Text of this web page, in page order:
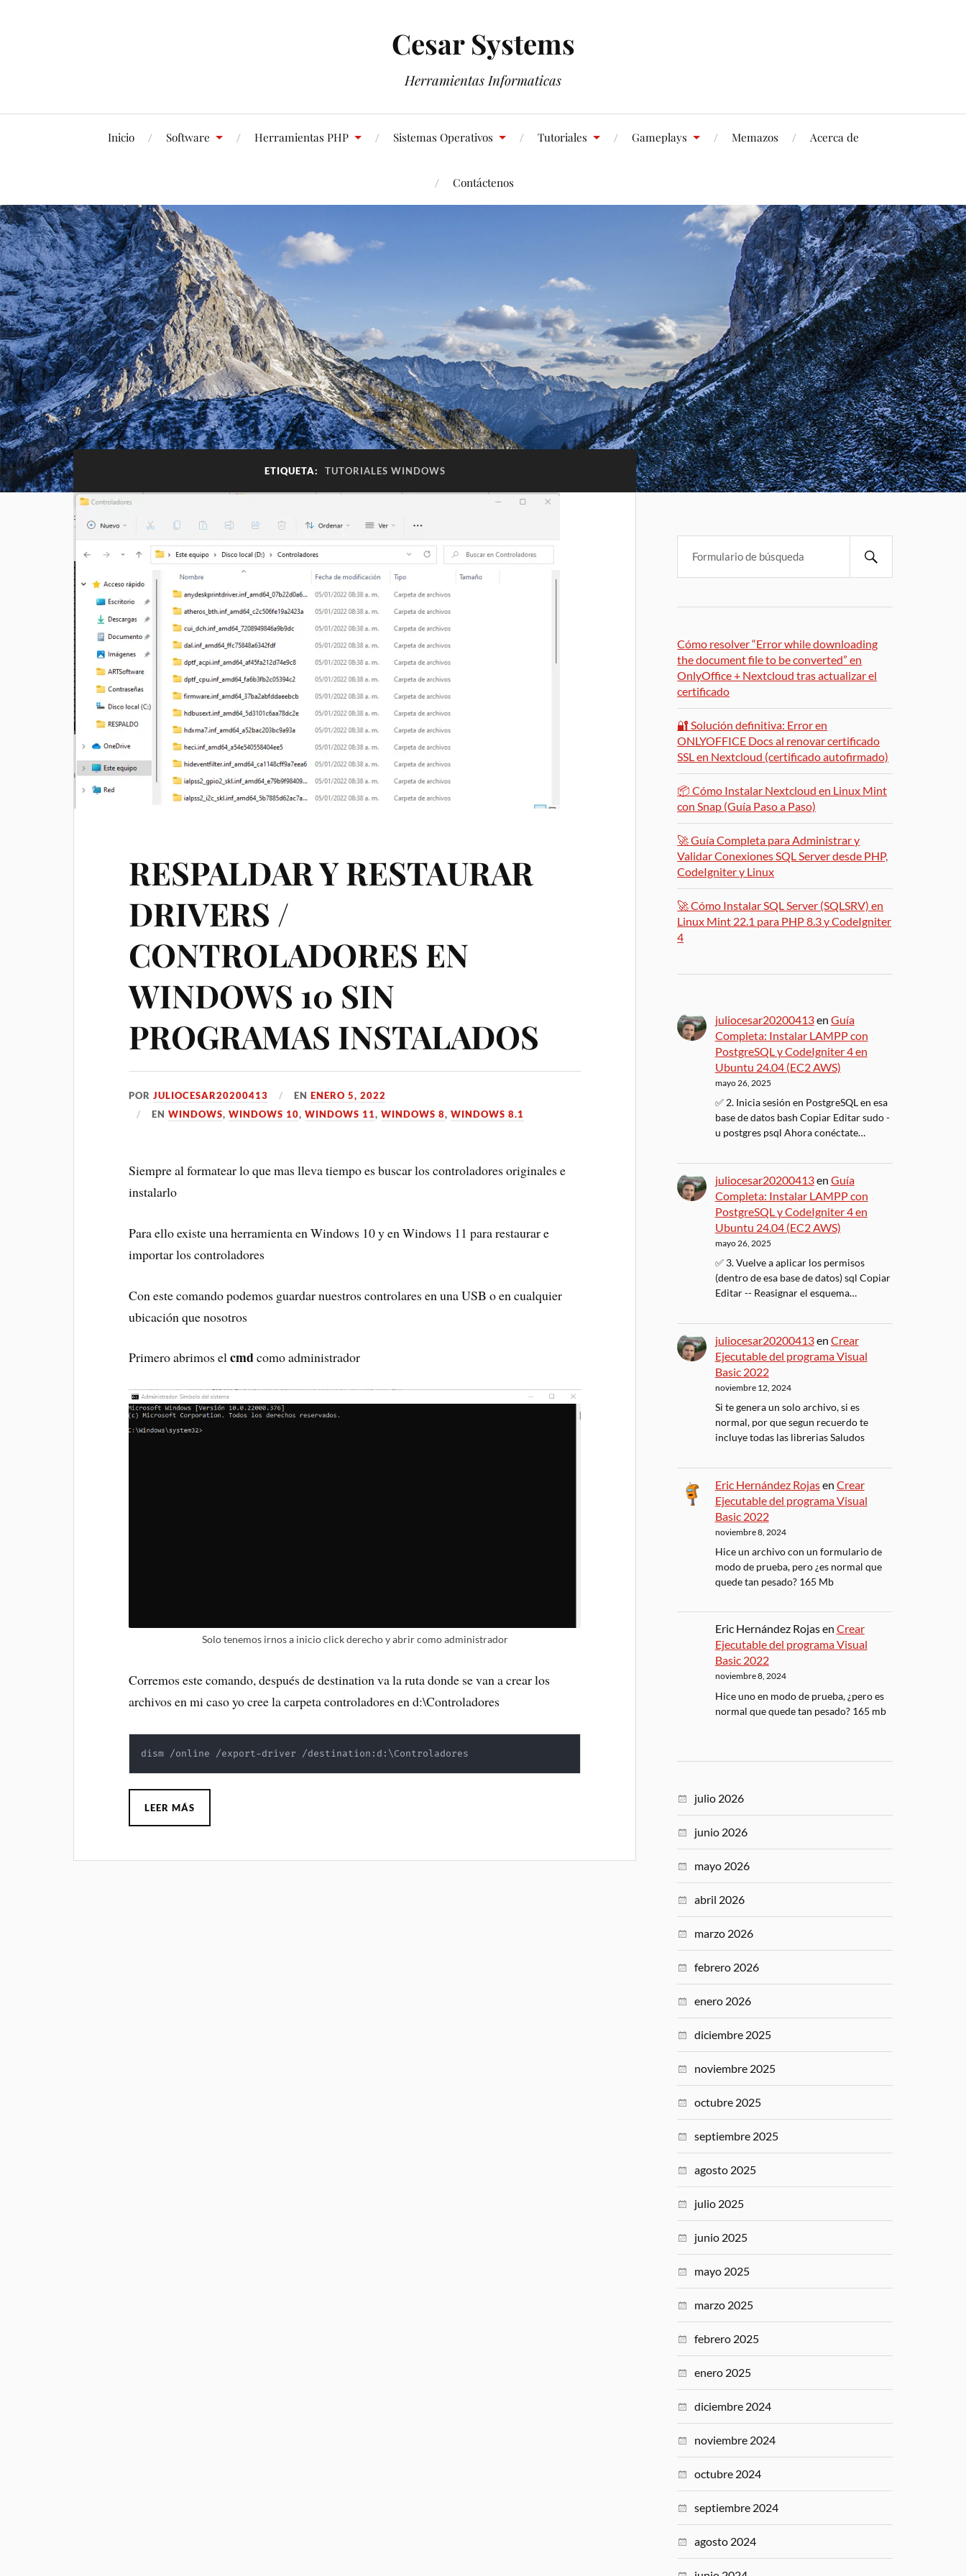
Cesar Systems
Herramientas Informaticas
Inicio Software Herramientas PHP Sistemas Operativos Tutoriales Gameplays Memazos Acerca de
Contáctenos
ETIQUETA: TUTORIALES WINDOWS
RESPALDAR Y RESTAURAR
DRIVERS /
CONTROLADORES EN
WINDOWS 10 SIN
PROGRAMAS INSTALADOS
PORJULIOCESAR20200413 ENENERO 5, 2022
ENWINDOWS,WINDOWS 10,WINDOWS 11,WINDOWS 8,WINDOWS 8.1
Siempre al formatear lo que mas lleva tiempo es buscar los controladores originales e
instalarlo
Para ello existe una herramienta en Windows 10 y en Windows 11 para restaurar e
importar los controladores
Con este comando podemos guardar nuestros controlares en una USB o en cualquier
ubicación que nosotros
Primero abrimos elcmdcomo administrador
Solo tenemos irnos a inicio click derecho y abrir como administrador
Corremos este comando, después de destination va la ruta donde se van a crear los
archivos en mi caso yo cree la carpeta controladores en d:\Controladores
dism /online /export-driver /destination:d: \Controladores
LEER MÁS
Cómo resolver “Error while downloading
the document file to be converted” en
OnlyOffice + Nextcloud tras actualizar el
certificado
🔐 Solución definitiva: Error en
ONLYOFFICE Docs al renovar certificado
SSL en Nextcloud (certificado autofirmado)
📦 Cómo Instalar Nextcloud en Linux Mint
con Snap (Guía Paso a Paso)
🚀 Guía Completa para Administrar y
Validar Conexiones SQL Server desde PHP,
CodeIgniter y Linux
🚀 Cómo Instalar SQL Server (SQLSRV) en
Linux Mint 22.1 para PHP 8.3 y CodeIgniter
4
juliocesar20200413en Guía
Completa: Instalar LAMPP con
PostgreSQL y CodeIgniter 4 en
Ubuntu 24.04 (EC2 AWS)
mayo 26, 2025
✅ 2. Inicia sesión en PostgreSQL en esa
base de datos bash Copiar Editar sudo -
u postgres psql Ahora conéctate…
juliocesar20200413en Guía
Completa: Instalar LAMPP con
PostgreSQL y CodeIgniter 4 en
Ubuntu 24.04 (EC2 AWS)
mayo 26, 2025
✅ 3. Vuelve a aplicar los permisos
(dentro de esa base de datos) sql Copiar
Editar -- Reasignar el esquema…
juliocesar20200413en Crear
Ejecutable del programa Visual
Basic 2022
noviembre 12, 2024
Si te genera un solo archivo, si es
normal, por que segun recuerdo te
incluye todas las librerias Saludos
Eric Hernández Rojasen Crear
Ejecutable del programa Visual
Basic 2022
noviembre 8, 2024
Hice un archivo con un formulario de
modo de prueba, pero ¿es normal que
quede tan pesado? 165 Mb
Eric Hernández Rojasen Crear
Ejecutable del programa Visual
Basic 2022
noviembre 8, 2024
Hice uno en modo de prueba, ¿pero es
normal que quede tan pesado? 165 mb
julio 2026
junio 2026
mayo 2026
abril 2026
marzo 2026
febrero 2026
enero 2026
diciembre 2025
noviembre 2025
octubre 2025
septiembre 2025
agosto 2025
julio 2025
junio 2025
mayo 2025
marzo 2025
febrero 2025
enero 2025
diciembre 2024
noviembre 2024
octubre 2024
septiembre 2024
agosto 2024